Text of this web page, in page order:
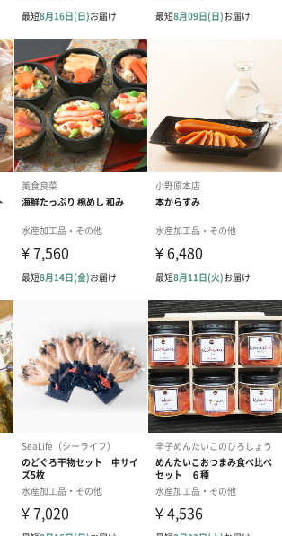
（岐阜）
日より360日
ぐし：鮭（国産）、大豆たん白、植物油、食塩、
キス、蛋白加水分解物、醤油、昆布工キス、かつ
エキス、酵母エキス／ソルビトール、調味料（アミ
等）、着色料（黄5、赤102）、（一部に小麦・さ
・大豆を含む）
り佃煮：醤油（国内製造）、のり（国産）、砂糖、
）、カラメル色素、増粘多糖類、酸味料、甘味料
草）、（一部に小麦 ・大豆を含む）
おだし：食塩（国内製造）、乳糖、砂糖調製品
糖、でん粉）、鰹節粉末、昆布粉末、煮干粉末／
料（アミノ酸等）、 （一部に乳成分を含む）
わいがにほぐし身：紅ずわいがに（韓国、日
、食塩、砂糖／調味料（アミノ酸等）、リン酸塩
）、増粘剤（キサンタン）、酸化防止剤（亜硫酸
、（一部にかにを含む）
ほぐし：小麦
り佃煮：小麦
つおだし：乳
ずわいがにほぐし身：かに